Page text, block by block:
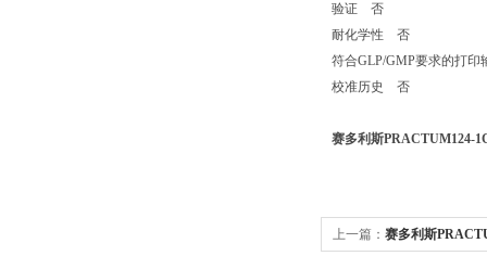
验证 否
耐化学性 否
符合GLP/GMP要求的打
校准历史 否
赛多利斯PRACTUM124-
上一篇： 赛多利斯